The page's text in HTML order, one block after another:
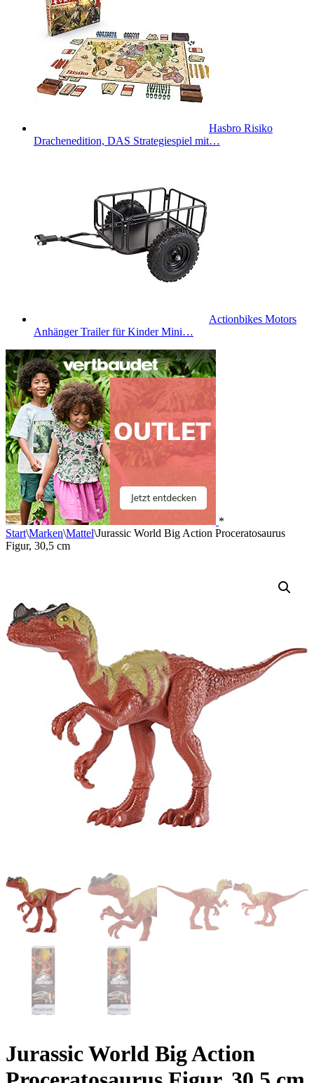
Hasbro Risiko
Drachenedition, DAS Strategiespiel mit…
Actionbikes Motors
Anhänger Trailer für Kinder Mini…
*
Start\Marken\Mattel\Jurassic World Big Action Proceratosaurus
Figur, 30,5 cm
Jurassic World Big Action